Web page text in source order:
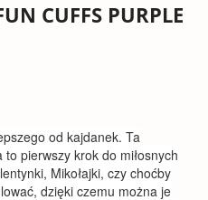
CUFFS PURPLE
od kajdanek. Ta
pierwszy krok do miłosnych
Mikołajki, czy choćby
dzięki czemu można je